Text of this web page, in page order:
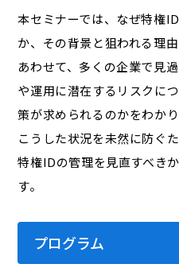
本セミナーでは、なぜ特権
か、その背景と狙われる理
あわせて、多くの企業で見
や運用に潜在するリスクに
策が求められるのかをわか
こうした状況を未然に防ぐ
特権IDの管理を見直すべき
す。
プログラム